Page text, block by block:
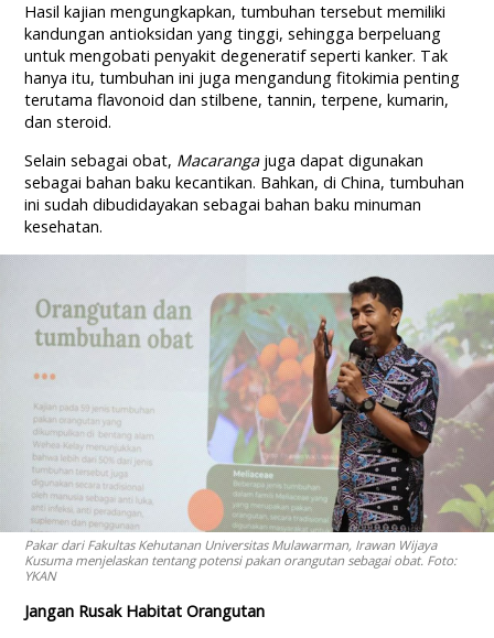
Hasil kajian mengungkapkan, tumbuhan tersebut memiliki
kandungan antioksidan yang tinggi, sehingga berpeluang
untuk mengobati penyakit degeneratif seperti kanker. Tak
hanya itu, tumbuhan ini juga mengandung fitokimia penting
terutama flavonoid dan stilbene, tannin, terpene, kumarin,
dan steroid.
Selain sebagai obat, Macarangajuga dapat digunakan
sebagai bahan baku kecantikan. Bahkan, di China, tumbuhan
ini sudah dibudidayakan sebagai bahan baku minuman
kesehatan.
Pakar dari Fakultas Kehutanan Universitas Mulawarman, Irawan Wijaya
Kusuma menjelaskan tentang potensi pakan orangutan sebagai obat. Foto:
YKAN
Jangan Rusak Habitat Orangutan